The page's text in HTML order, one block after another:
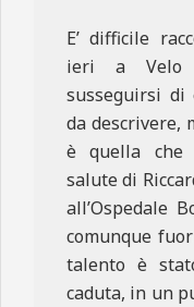
E’ difficile
ieri a Velo
susseguirsi di
da descrivere,
è quella che
salute di
all’Ospedale
comunque
talento è
caduta, in un